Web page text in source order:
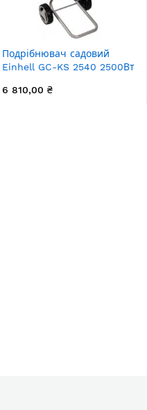
Подрібнювач садовий
Einhell GC-KS 2540 2500Вт
6 810,00 ₴